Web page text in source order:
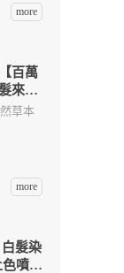
more
百萬
來添
草本
more
髮染
噴霧